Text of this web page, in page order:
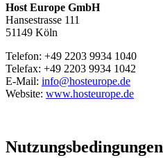
Host Europe GmbH
Hansestrasse 111
51149 Köln
Telefon: +49 2203 9934 1040
Telefax: +49 2203 9934 1042
E-Mail: info@hosteurope.de
Website: www.hosteurope.de
Nutzungsbedingungen